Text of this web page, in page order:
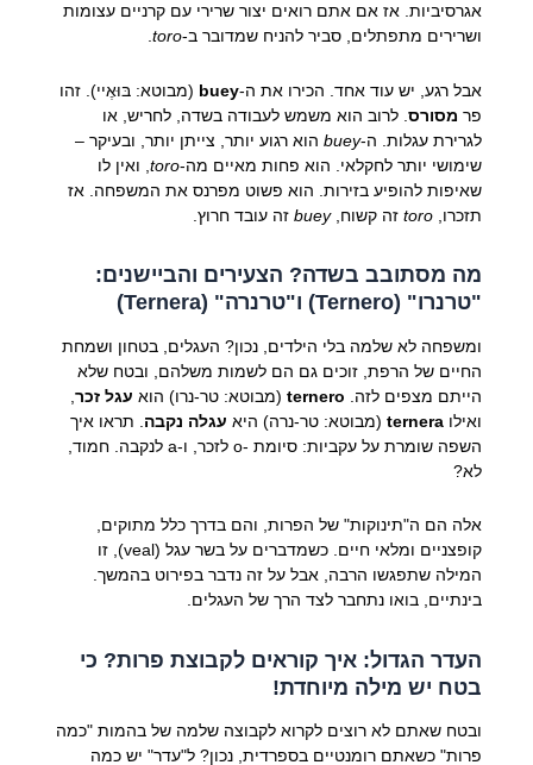
אגרסיביות. אז אם אתם רואים יצור שרירי עם קרניים עצומות
ושרירים מתפתלים, סביר להניח שמדובר ב-toro
.
אבל רגע, יש עוד אחד. הכירו את ה-buey (מבוטא: בּוּאֶיי). זהו
פר מסורס. לרוב הוא משמש לעבודה בשדה, לחריש, או
לגרירת עגלות. ה-bueyהוא רגוע יותר, צייתן יותר, ובעיקר –
שימושי יותר לחקלאי. הוא פחות מאיים מה-toro, ואין לו
שאיפות להופיע בזירות. הוא פשוט מפרנס את המשפחה. אז
תזכרו, toroזה קשוח,bueyזה עובד חרוץ.
מה מסתובב בשדה? הצעירים והביישנים:
"טרנרו" (Ternero) ו"טרנרה" (Ternera)
ומשפחה לא שלמה בלי הילדים, נכון? העגלים, בטחון ושמחת
החיים של הרפת, זוכים גם הם לשמות משלהם, ובטח שלא
הייתם מצפים לזה. ternero(מבוטא: טר-נרו) הוא עגל זכר,
ואילו ternera(מבוטא: טר-נרה) היא עגלה נקבה . תראו איך
השפה שומרת על עקביות: סיומת -o לזכר, ו-a לנקבה. חמוד,
לא?
אלה הם ה"תינוקות" של הפרות, והם בדרך כלל מתוקים,
קופצניים ומלאי חיים. כשמדברים על בשר עגל (veal), זו
המילה שתפגשו הרבה, אבל על זה נדבר בפירוט בהמשך.
בינתיים, בואו נתחבר לצד הרך של העגלים.
העדר הגדול: איך קוראים לקבוצת פרות? כי
בטח יש מילה מיוחדת!
ובטח שאתם לא רוצים לקרוא לקבוצה שלמה של בהמות "כמה
פרות" כשאתם רומנטיים בספרדית, נכון? ל"עדר" יש כמה